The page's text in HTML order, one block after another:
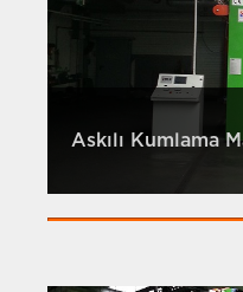
Askılı Kumlama